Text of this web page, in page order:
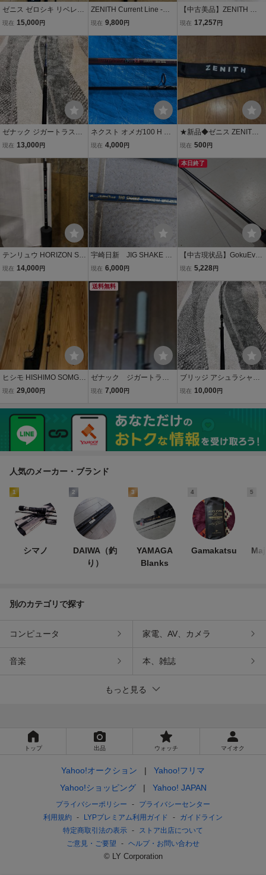
ゼニス ゼロシキ リベレー
ターZENITH ZEROSHIKI
み
現在 15,000 円
ZENITH Current Line -Ca
stism ゼニス カレントラ
-74ML 中古美品 関東送
料込み（その他は着払
い）
現在 9,800 円
【中古美品】ZENITH ゼ
ニス ゼロシキ スーパーラ
現在 17,257 円
ゼナック ジガートラスト
ミューズ MS56-5 中古品
現在 13,000 円
ネクスト オメガ100 H ジ
ギングロッド
現在 4,000 円
★新品◆ゼニス ZENITH
グランシャリオS67H 竿
現在 500 円
テンリュウ HORIZON SL
HSL66B-M 中古美品 ス
現在 14,000 円
宇崎日新 JIG SHAKE SP
602―M ジギング専用ロ
現在 6,000 円
本日終了
【中古現状品】GokuEvol
ution SlowTech スロー
ンピースジギングロッド
現在 5,228円
ヒシモ HISHIMO SOMG6
03 Soldum Ghost 603 ベ
ソリッド made in japan
ジギングに
現在 29,000 円
送料無料
ゼナック ジガートラス
ト B59-7 日本製
現在 7,000 円
ブリッジ アシュラシャフ
ト 宮本武蔵シリーズ 60
現在 10,000 円
人気のメーカー・ブランド
1
シマノ
2
DAIWA（釣
り）
3
YAMAGA
Blanks
4
Gamakatsu
5
別のカテゴリで探す
コンピュータ 家電、AV、カメラ
音楽 本、雑誌
もっと見る
トップ 出品 ウォッチ マイオク
Yahoo!オークション
Yahoo!フリマ
Yahoo!ショッピング
Yahoo! JAPAN
プライバシーポリシー
プライバシーセンター
利用規約
LYPプレミアム利用ガイド
ガイドライン
特定商取引法の表示
ストア出店について
ご意見・ご要望
ヘルプ・お問い合わせ
© LY Corporation